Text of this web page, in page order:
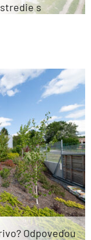
s
Odpoveďou